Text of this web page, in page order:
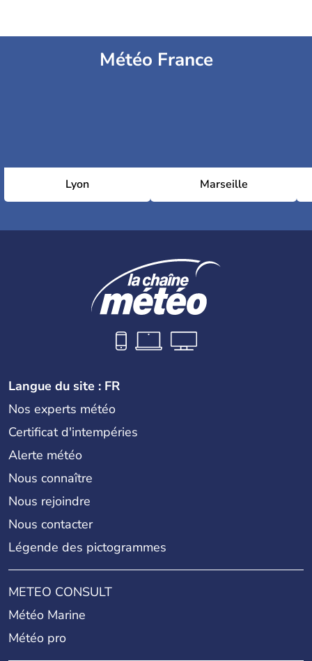
Météo France
Lyon Marseille
Langue du site : FR
Nos experts météo
Certificat d'intempéries
Alerte météo
Nous connaître
Nous rejoindre
Nous contacter
Légende des pictogrammes
METEO CONSULT
Météo Marine
Météo pro